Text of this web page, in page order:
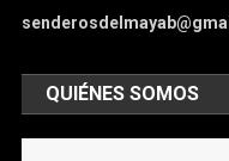
QUIÉNES SOMOS